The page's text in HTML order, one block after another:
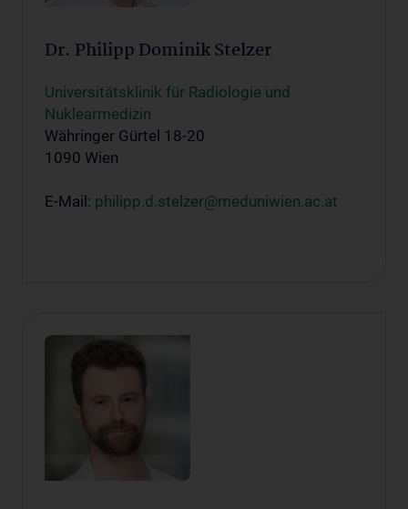
Dr. Philipp Dominik Stelzer
Universitätsklinik für Radiologie und
Nuklearmedizin
Währinger Gürtel 18-20
1090 Wien
E-Mail: philipp.d.stelzer@meduniwien.ac.at